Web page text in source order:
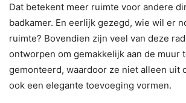
Dat betekent meer ruimte voor andere
badkamer. En eerlijk gezegd, wie wil er
ruimte? Bovendien zijn veel van deze
ontworpen om gemakkelijk aan de muur
gemonteerd, waardoor ze niet alleen uit
ook een elegante toevoeging vormen.